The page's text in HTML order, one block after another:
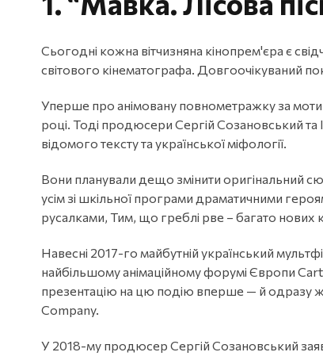
Сьогодні кожна вітчизняна кінопрем'єра є
світового кінематографа. Довгоочікуваний
Уперше про анімовану повнометражку за
році. Тоді продюсери Сергій Созановський
відомого тексту та української міфології.
Вони планували дещо змінити оригінальний
усім зі шкільної програми драматичними
русалками, Тим, що греблі рве – багато нових
Навесні 2017-го майбутній український
найбільшому анімаційному форумі Європи
презентацію на цю подію вперше — й одразу ж
Company.
У 2018-му продюсер Сергій Созановський